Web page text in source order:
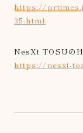
https://
35.html
NesXt TOSUの
https://nesxt-